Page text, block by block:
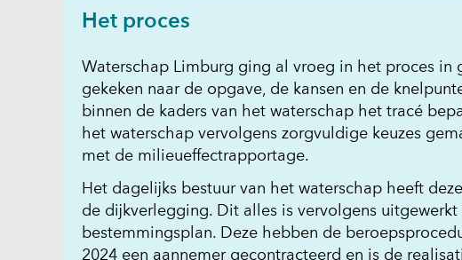
Het proces
Waterschap Limburg ging al vroeg in het proces in
gekeken naar de opgave, de kansen en de
binnen de kaders van het waterschap het tracé
het waterschap vervolgens zorgvuldige keuzes
met de milieueffectrapportage.
Het dagelijks bestuur van het waterschap heeft
de dijkverlegging. Dit alles is vervolgens
bestemmingsplan. Deze hebben de
2024 een aannemer gecontracteerd en is de